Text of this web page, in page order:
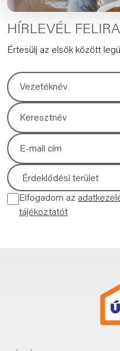
HÍRLEVÉL
Értesülj az elsők között
Elfogadom az
tájékoztatót